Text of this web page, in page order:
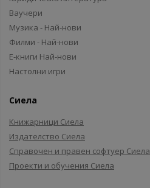
Ваучери
Музика - Най-нови
Филми - Най-нови
Е-книги Най-нови
Настолни игри
Сиела
Книжарници Сиела
Издателство Сиела
Справочен и правен софтуер Сиела
Проекти и обучения Сиела